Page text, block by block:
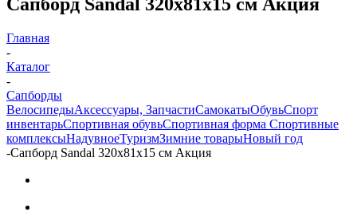
Главная
-
Каталог
-
Сапборды
ВелосипедыАксессуары, ЗапчастиСамокатыОбувьСпорт
инвентарьСпортивная обувьСпортивная форма Спортивные
комплексыНадувноеТуризмЗимние товарыНовый год
-Сапборд Sandal 320x81x15 см Акция